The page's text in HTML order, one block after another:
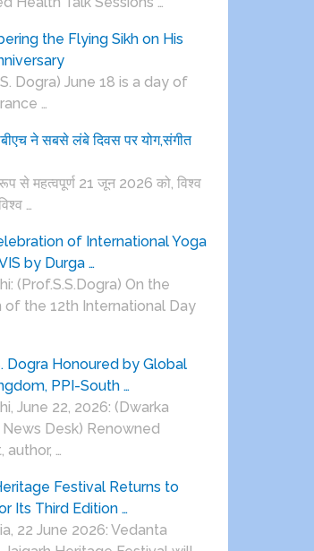
the Flying Sikh on His
Dogra) June 18 is a day of
…
ने सबसे लंबे दिवस पर योग,संगीत
से महत्वपूर्ण 21 जून 2026 को, विश्व
…
of International Yoga
by Durga …
(Prof.S.S.Dogra) On the
of the 12th International Day
Dogra Honoured by Global
PPI-South …
June 22, 2026: (Dwarka
News Desk) Renowned
author, …
Festival Returns to
Its Third Edition …
22 June 2026: Vedanta